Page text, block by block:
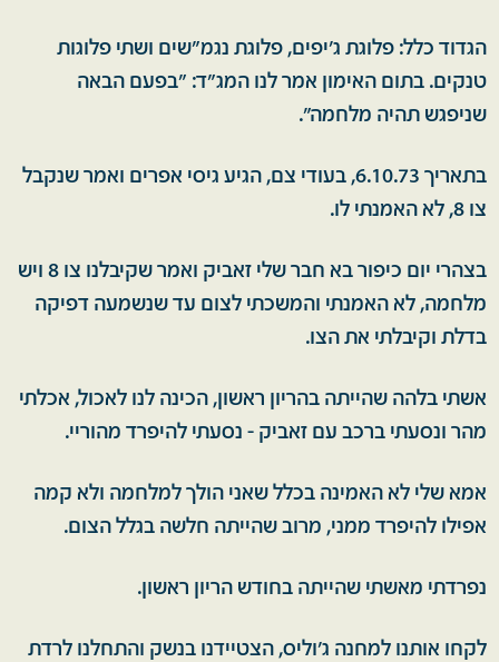
הגדוד כלל: פלוגת ג'יפים, פלוגת נגמ"שים ושתי פלוגות
טנקים. בתום האימון אמר לנו המג"ד: "בפעם הבאה
שניפגש תהיה מלחמה".
בתאריך 6.10.73, בעודי צם, הגיע גיסי אפרים ואמר שנקבל
צו 8, לא האמנתי לו.
בצהרי יום כיפור בא חבר שלי זאביק ואמר שקיבלנו צו 8 ויש
מלחמה, לא האמנתי והמשכתי לצום עד שנשמעה דפיקה
בדלת וקיבלתי את הצו.
אשתי בלהה שהייתה בהריון ראשון, הכינה לנו לאכול, אכלתי
מהר ונסעתי ברכב עם זאביק - נסעתי להיפרד מהוריי.
אמא שלי לא האמינה בכלל שאני הולך למלחמה ולא קמה
אפילו להיפרד ממני, מרוב שהייתה חלשה בגלל הצום.
נפרדתי מאשתי שהייתה בחודש הריון ראשון.
לקחו אותנו למחנה ג'וליס, הצטיידנו בנשק והתחלנו לרדת